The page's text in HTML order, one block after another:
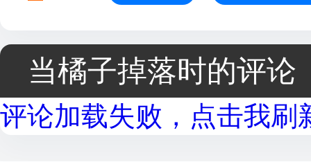
当橘子掉落时的评论
评论加载失败，点击我刷